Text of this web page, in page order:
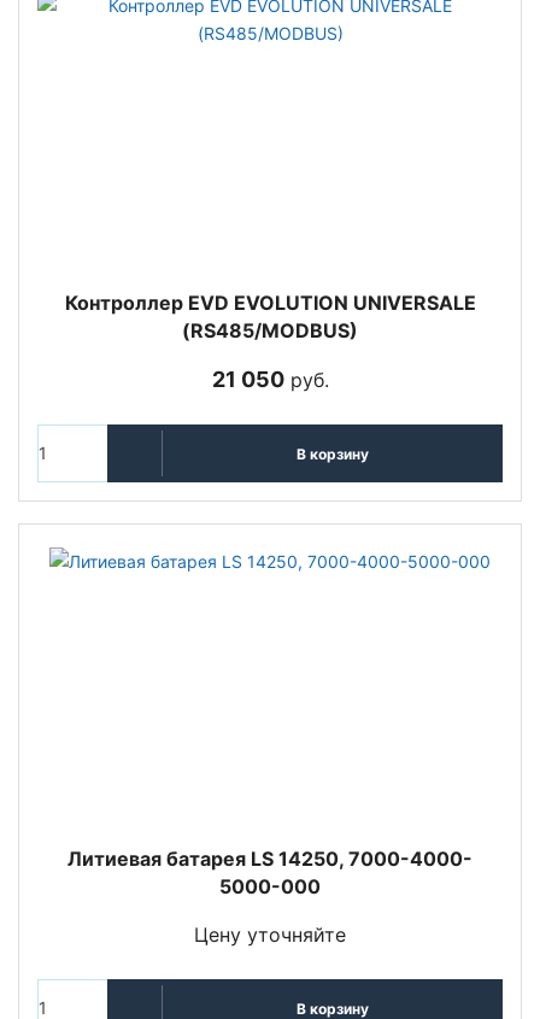
Контроллер EVD EVOLUTION UNIVERSALE
(RS485/MODBUS)
21 050руб.
В корзину
Литиевая батарея LS 14250, 7000-4000-
5000-000
Цену уточняйте
В корзину